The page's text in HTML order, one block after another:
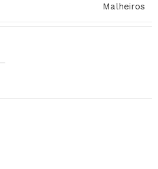
Malheiros